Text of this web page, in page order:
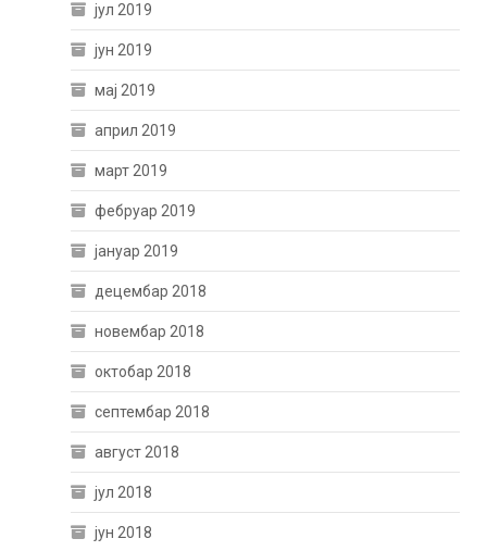
јул 2019
јун 2019
мај 2019
април 2019
март 2019
фебруар 2019
јануар 2019
децембар 2018
новембар 2018
октобар 2018
септембар 2018
август 2018
јул 2018
јун 2018